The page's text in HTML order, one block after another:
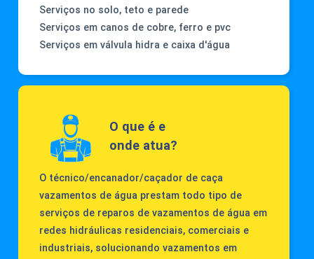
Serviços no solo, teto e parede
Serviços em canos de cobre, ferro e pvc
Serviços em válvula hidra e caixa d'água
O que é e
onde atua?
O técnico/encanador/caçador de caça
vazamentos de água prestam todo tipo de
serviços de reparos de vazamentos de água em
redes hidráulicas residenciais, comerciais e
industriais, solucionando vazamentos em